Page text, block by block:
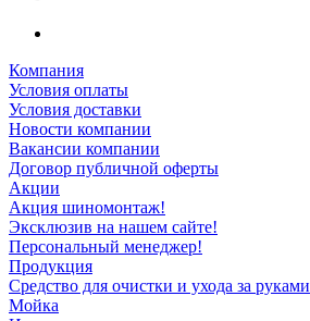
Компания
Условия оплаты
Условия доставки
Новости компании
Вакансии компании
Договор публичной оферты
Акции
Акция шиномонтаж!
Эксклюзив на нашем сайте!
Персональный менеджер!
Продукция
Средство для очистки и ухода за руками
Мойка